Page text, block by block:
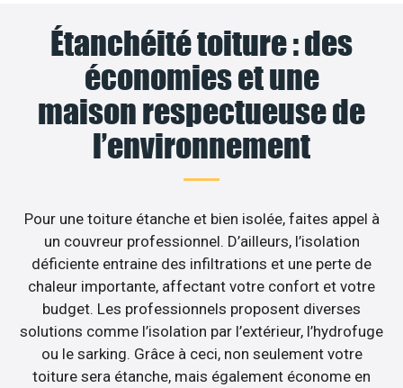
Étanchéité toiture : des
économies et une
maison respectueuse de
l’environnement
Pour une toiture étanche et bien isolée, faites appel à
un couvreur professionnel. D’ailleurs, l’isolation
déficiente entraine des infiltrations et une perte de
chaleur importante, affectant votre confort et votre
budget. Les professionnels proposent diverses
solutions comme l’isolation par l’extérieur, l’hydrofuge
ou le sarking. Grâce à ceci, non seulement votre
toiture sera étanche, mais également économe en